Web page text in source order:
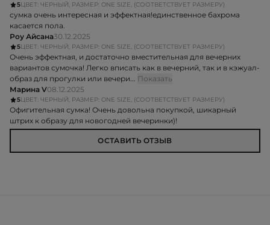
5ЦВЕТ: ЧЕРНЫЙ, РАЗМЕР: ONE SIZE, (СООТВЕТСТВУЕТ РАЗМЕРУ)
сумка очень интересная и эффектная!единственное бахрома
касается пола.
Роу Айсана30.12.2025
5ЦВЕТ: ЧЕРНЫЙ, РАЗМЕР: ONE SIZE, (СООТВЕТСТВУЕТ РАЗМЕРУ)
Очень эффектная, и достаточно вместительная для вечерних
вариантов сумочка! Легко вписать как в вечерний, так и в кэжуал-
образ для прогулки или вечери... Показать
Марина V08.12.2025
5ЦВЕТ: ЧЕРНЫЙ, РАЗМЕР: ONE SIZE, (СООТВЕТСТВУЕТ РАЗМЕРУ)
Офигительная сумка! Очень довольна покупкой, шикарный
штрих к образу для новогодней вечеринки)!
ОСТАВИТЬ ОТЗЫВ